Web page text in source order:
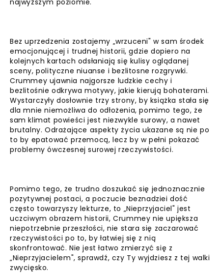
najwyższym poziomie.
Bez uprzedzenia zostajemy „wrzuceni" w sam środek
emocjonującej i trudnej historii, gdzie dopiero na
kolejnych kartach odsłaniają się kulisy oglądanej
sceny, polityczne niuanse i bezlitosne rozgrywki.
Crummey ujawnia najgorsze ludzkie cechy i
bezlitośnie odkrywa motywy, jakie kierują bohaterami.
Wystarczyły dosłownie trzy strony, by książka stała się
dla mnie niemożliwa do odłożenia, pomimo tego, że
sam klimat powieści jest niezwykle surowy, a nawet
brutalny. Odrażające aspekty życia ukazane są nie po
to by epatować przemocą, lecz by w pełni pokazać
problemy ówczesnej surowej rzeczywistości.
Pomimo tego, że trudno doszukać się jednoznacznie
pozytywnej postaci, a poczucie beznadziei dość
często towarzyszy lekturze, to „Nieprzyjaciel" jest
uczciwym obrazem historii, Crummey nie upiększa
niepotrzebnie przeszłości, nie stara się zaczarować
rzeczywistości po to, by łatwiej się z nią
skonfrontować. Nie jest łatwo zmierzyć się z
„Nieprzyjacielem", sprawdź, czy Ty wyjdziesz z tej walki
zwycięsko.